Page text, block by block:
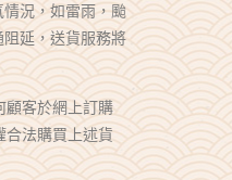
況，如雷雨，颱
延，送貨服務將
顧客於網上訂購
合法購買上述貨